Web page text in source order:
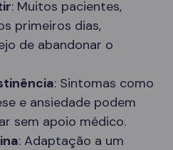
: Muitos pacientes,
primeiros dias,
de abandonar o
: Sintomas como
e ansiedade podem
sem apoio médico.
: Adaptação a um